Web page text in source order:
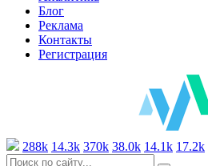
Блог
Реклама
Контакты
Регистрация
288k 14.3k 370k 38.0k 14.1k 17.2k